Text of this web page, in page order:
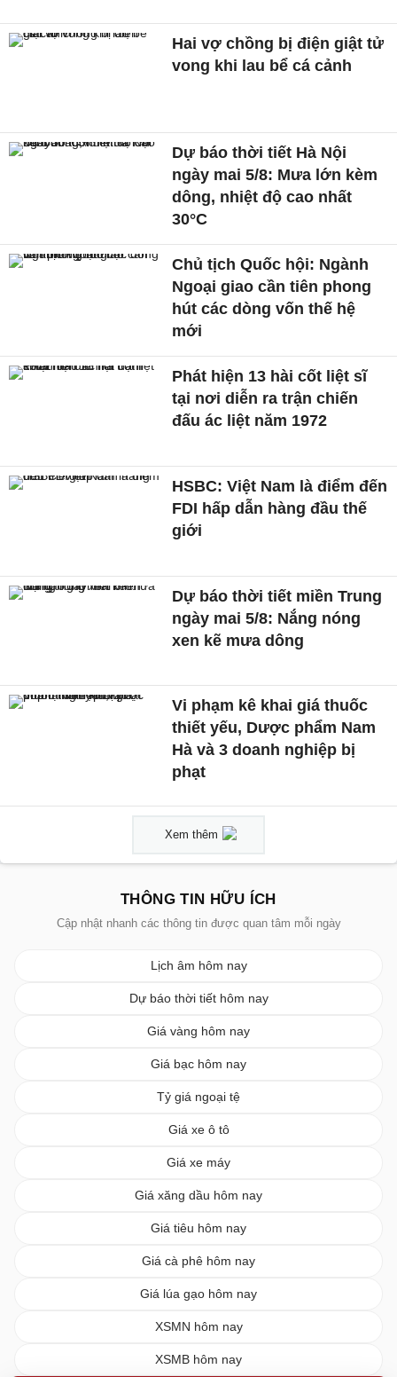
Hai vợ chồng bị điện giật tử
vong khi lau bể cá cảnh
Dự báo thời tiết Hà Nội
ngày mai 5/8: Mưa lớn kèm
dông, nhiệt độ cao nhất
30°C
Chủ tịch Quốc hội: Ngành
Ngoại giao cần tiên phong
hút các dòng vốn thế hệ
mới
Phát hiện 13 hài cốt liệt sĩ
tại nơi diễn ra trận chiến
đấu ác liệt năm 1972
HSBC: Việt Nam là điểm đến
FDI hấp dẫn hàng đầu thế
giới
Dự báo thời tiết miền Trung
ngày mai 5/8: Nắng nóng
xen kẽ mưa dông
Vi phạm kê khai giá thuốc
thiết yếu, Dược phẩm Nam
Hà và 3 doanh nghiệp bị
phạt
Xem thêm
THÔNG TIN HỮU ÍCH
Cập nhật nhanh các thông tin được quan tâm mỗi ngày
Lịch âm hôm nay
Dự báo thời tiết hôm nay
Giá vàng hôm nay
Giá bạc hôm nay
Tỷ giá ngoại tệ
Giá xe ô tô
Giá xe máy
Giá xăng dầu hôm nay
Giá tiêu hôm nay
Giá cà phê hôm nay
Giá lúa gạo hôm nay
XSMN hôm nay
XSMB hôm nay